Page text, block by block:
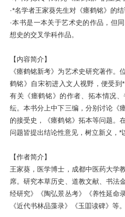
·*名学者王家葵先生对《瘗鹤铭》的结
·本书是一本关于艺术史的作品，但
想史的交叉学科作品。
【内容简介】
《瘗鹤铭新考》为艺术史研究著作。
鹤铭》自宋初进入文人视野，便受
有关《瘗鹤铭》的作者、拓本情况
纭。本书分上中下三编，分别讨论《
的接受史，《瘗鹤铭》拓本等问题。
问题皆提出结论性意见，树立新义，*
【作者简介】
王家葵，医学博士，成都中医药大学
席。研究本草历史、道教文献、书法
经研究》《陶弘景丛考》《养性延命
《近代书林品藻录》《玉吅读碑》等。